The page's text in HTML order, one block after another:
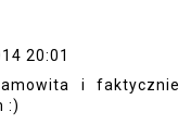
20:01
i faktycznie
:)